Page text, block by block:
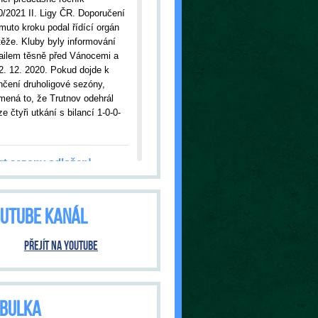
2021 II. Ligy ČR. Doporučení
kroku podal řídící orgán
Kluby byly informování
těsně před Vánocemi a
12. 2020. Pokud dojde k
druholigové sezóny,
to, že Trutnov odehrál
čtyři utkání s bilancí 1-0-0-
sezony odložen!
s Jabloncem nad Nisou.
sezóně až ve středu, 23.
hosty ze Dvora Králové.
bude pod přísnými
vlády ČR. O tom, jak
budeme informovat
KANÁL
Přejít na YouTube